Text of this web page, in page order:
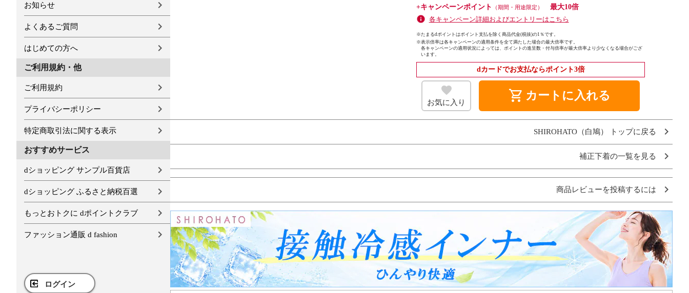
お知らせ
よくあるご質問
はじめての方へ
ご利用規約・他
ご利用規約
プライバシーポリシー
特定商取引法に関する表示
おすすめサービス
dショッピング サンプル百貨店
dショッピング ふるさと納税百選
もっとおトクに dポイントクラブ
ファッション通販 d fashion
ログイン
+キャンペーンポイント
（期間・用途限定）
最大10倍
各キャンペーン詳細およびエントリーはこちら
※たまるdポイントはポイント支払を除く商品代金(税抜)の1％です。
※表示倍率は各キャンペーンの適用条件を全て満たした場合の最大倍率です。
各キャンペーンの適用状況によっては、ポイントの進呈数・付与倍率が最大倍率より少なくなる場合がござ
います。
dカードでお支払ならポイント3倍
お気に入り shopping_cart カートに入れる
SHIROHATO（白鳩） トップに戻る
補正下着の一覧を見る
商品レビューを投稿するには